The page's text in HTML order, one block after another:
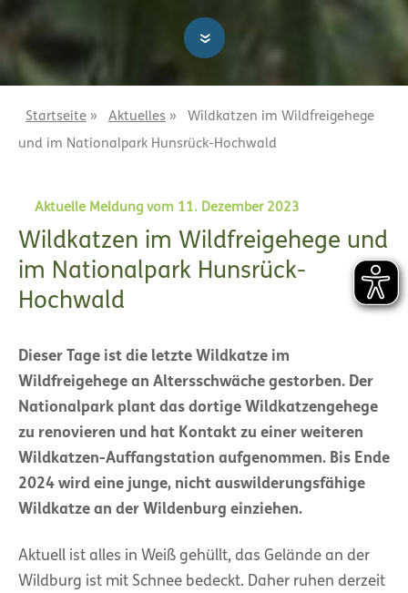
»
Startseite » Aktuelles »
Wildkatzen im Wildfreigehege
und im Nationalpark Hunsrück-Hochwald
Aktuelle Meldung vom 11. Dezember 2023
Wildkatzen im Wildfreigehege und
im Nationalpark Hunsrück-
Hochwald
Dieser Tage ist die letzte Wildkatze im
Wildfreigehege an Altersschwäche gestorben. Der
Nationalpark plant das dortige Wildkatzengehege
zu renovieren und hat Kontakt zu einer weiteren
Wildkatzen-Auffangstation aufgenommen. Bis Ende
2024 wird eine junge, nicht auswilderungsfähige
Wildkatze an der Wildenburg einziehen.
Aktuell ist alles in Weiß gehüllt, das Gelände an der
Wildburg ist mit Schnee bedeckt. Daher ruhen derzeit